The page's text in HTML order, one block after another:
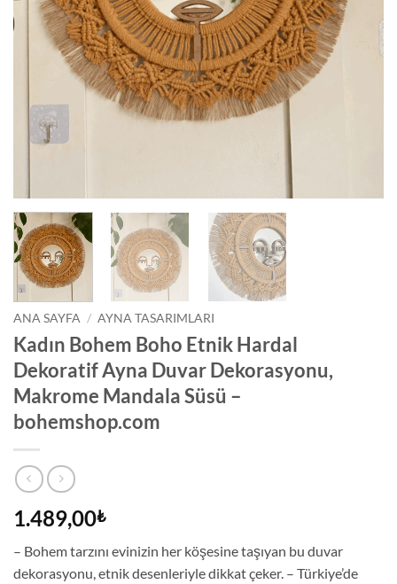
ANA SAYFA / AYNA TASARIMLARI
Kadın Bohem Boho Etnik Hardal
Dekoratif Ayna Duvar Dekorasyonu,
Makrome Mandala Süsü –
bohemshop.com
1.489,00₺
– Bohem tarzını evinizin her köşesine taşıyan bu duvar
dekorasyonu, etnik desenleriyle dikkat çeker. – Türkiye’de